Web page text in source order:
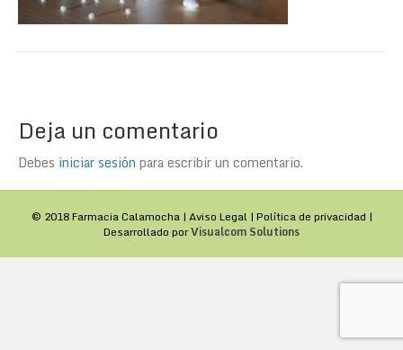
Deja un comentario
Debes iniciar sesión para escribir un comentario.
© 2018 Farmacia Calamocha | Aviso Legal| Política de privacidad |
Desarrollado porVisualcom Solutions